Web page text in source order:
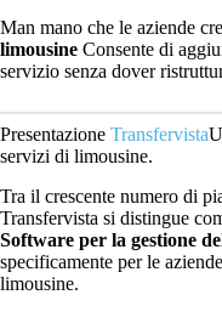
Man mano che le aziende
limousine Consente di
servizio senza dover
Presentazione Transfervista
servizi di limousine.
Tra il crescente numero di
Transfervista si distingue
Software per la gestione
specificamente per le
limousine.